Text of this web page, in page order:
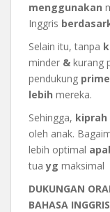
menggunakan
Inggris
Selain itu, tanpa
minder & kurang
pendukung
lebih mereka.
Sehingga, kiprah
oleh anak.
lebih optimal
tuayg maksimal
DUKUNGAN
BAHASA INGGRIS